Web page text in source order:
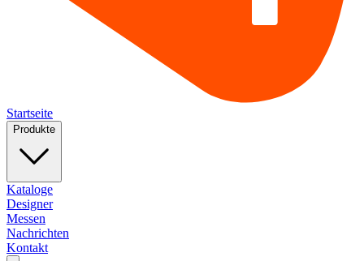
Startseite
Produkte
Kataloge
Designer
Messen
Nachrichten
Kontakt